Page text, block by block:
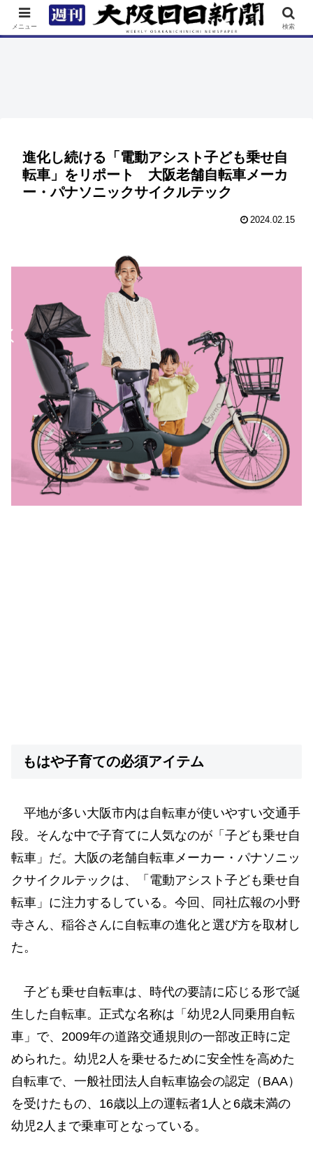
TOP 特集 ニュース 連載 街ネタ イベント
進化し続ける「電動アシスト子ども乗せ自
転車」をリポート 大阪老舗自転車メーカ
ー・パナソニックサイクルテック
2024.02.15
もはや子育ての必須アイテム
平地が多い大阪市内は自転車が使いやすい交通手
段。そんな中で子育てに人気なのが「子ども乗せ自
転車」だ。大阪の老舗自転車メーカー・パナソニッ
クサイクルテックは、「電動アシスト子ども乗せ自
転車」に注力するしている。今回、同社広報の小野
寺さん、稲谷さんに自転車の進化と選び方を取材し
た。
子ども乗せ自転車は、時代の要請に応じる形で誕
生した自転車。正式な名称は「幼児2人同乗用自転
車」で、2009年の道路交通規則の一部改正時に定
められた。幼児2人を乗せるために安全性を高めた
自転車で、一般社団法人自転車協会の認定（BAA）
を受けたもの、16歳以上の運転者1人と6歳未満の
幼児2人まで乗車可となっている。
メニュー 検索